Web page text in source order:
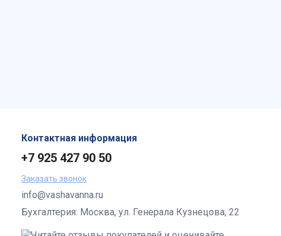
Контактная информация
+7 925 427 90 50
Заказать звонок
info@vashavanna.ru
Бухгалтерия: Москва, ул. Генерала Кузнецова, 22